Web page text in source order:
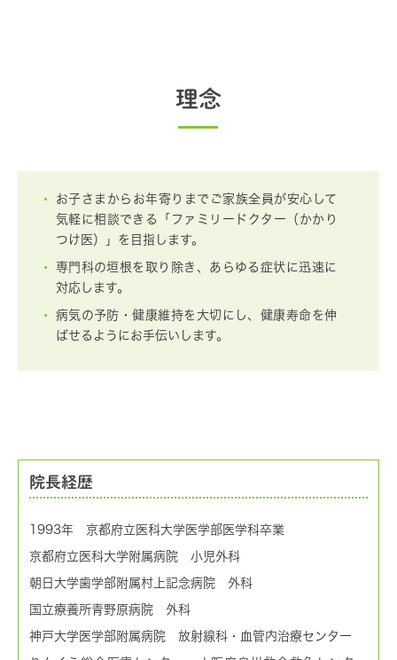
理念
お子さまからお年寄りまでご家族全員が安心して
気軽に相談できる「ファミリードクター（かかり
つけ医）」を目指します。
専門科の垣根を取り除き、あらゆる症状に迅速に
対応します。
病気の予防・健康維持を大切にし、健康寿命を伸
ばせるようにお手伝いします。
院長経歴
1993年 京都府立医科大学医学部医学科卒業
京都府立医科大学附属病院 小児外科
朝日大学歯学部附属村上記念病院 外科
国立療養所青野原病院 外科
神戸大学医学部附属病院 放射線科・血管内治療センター